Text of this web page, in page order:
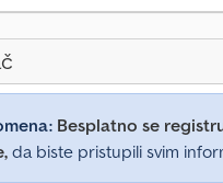
Besplatno se
da biste pristupili svim